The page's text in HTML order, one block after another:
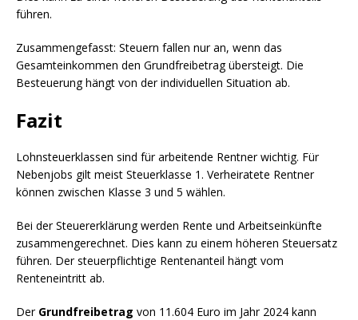
führen.
Zusammengefasst: Steuern fallen nur an, wenn das
Gesamteinkommen den Grundfreibetrag übersteigt. Die
Besteuerung hängt von der individuellen Situation ab.
Fazit
Lohnsteuerklassen sind für arbeitende Rentner wichtig. Für
Nebenjobs gilt meist Steuerklasse 1. Verheiratete Rentner
können zwischen Klasse 3 und 5 wählen.
Bei der Steuererklärung werden Rente und Arbeitseinkünfte
zusammengerechnet. Dies kann zu einem höheren Steuersatz
führen. Der steuerpflichtige Rentenanteil hängt vom
Renteneintritt ab.
Der Grundfreibetrag von 11.604 Euro im Jahr 2024 kann